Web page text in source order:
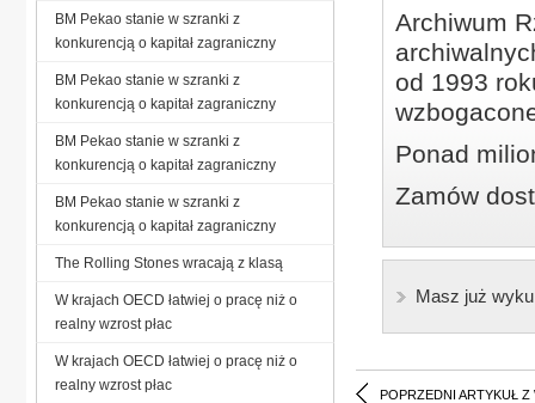
Archiwum
od 1993
Ponad
Zamów
Masz już
POPRZEDNI ARTYKUŁ Z
BM Pekao stanie w szranki z
konkurencją o kapitał zagraniczny
BM Pekao stanie w szranki z
konkurencją o kapitał zagraniczny
BM Pekao stanie w szranki z
konkurencją o kapitał zagraniczny
BM Pekao stanie w szranki z
konkurencją o kapitał zagraniczny
The Rolling Stones wracają z klasą
W krajach OECD łatwiej o pracę niż o
realny wzrost płac
W krajach OECD łatwiej o pracę niż o
realny wzrost płac